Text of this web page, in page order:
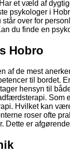
et væld af
psykologer i
over for
du finde en
Hobro
af de mest
til bordet.
hensyn til
Som
Hvilket kan
roser ofte
Dette er